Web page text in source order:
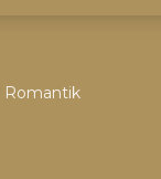
Romantik